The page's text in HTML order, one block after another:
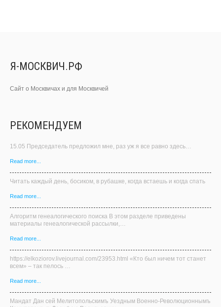
Я-МОСКВИЧ.РФ
Сайт о Москвичах и для Москвичей
РЕКОМЕНДУЕМ
15.05 Председатель предложил мне, раз уж я все равно здесь…
Read more...
Читать каждый день, босиком, в рубашке, когда встаешь и когда спать
Read more...
Алгоритм генеалогического поиска В этом разделе приведены
материалы генеалогической рассылки,…
Read more...
https://elkoziorov.livejournal.com/23953.html «Кто был ничем тот станет
всем» – так пелось …
Read more...
Мандат Дан сей Мелитопольскимъ Уездным Военно-Революционнымъ